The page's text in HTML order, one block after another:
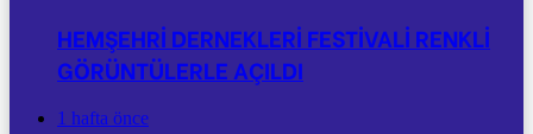
HEMŞEHRİ DERNEKLERİ FESTİVALİ RENKLİ
GÖRÜNTÜLERLE AÇILDI
1 hafta önce